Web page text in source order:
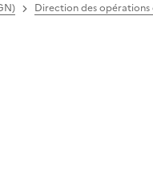
Direction des